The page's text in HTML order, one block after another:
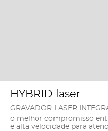
HYBRID laser
GRAVADOR LASER
o melhor compromisso
e alta velocidade para